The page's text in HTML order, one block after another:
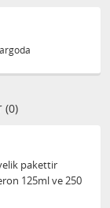
(0)
pakettir
125ml ve 250